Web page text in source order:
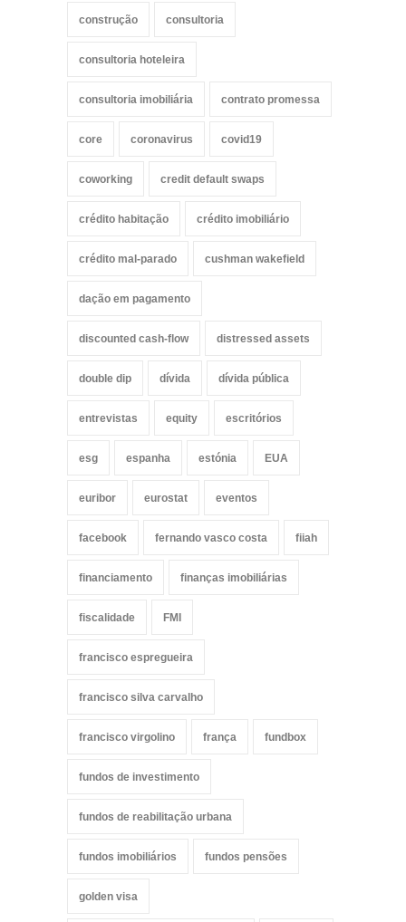
construção consultoria
consultoria hoteleira
consultoria imobiliária contrato promessa
core coronavirus covid19
coworking credit default swaps
crédito habitação crédito imobiliário
crédito mal-parado cushman wakefield
dação em pagamento
discounted cash-flow distressed assets
double dip dívida dívida pública
entrevistas equity escritórios
esg espanha estónia EUA
euribor eurostat eventos
facebook fernando vasco costa fiiah
financiamento finanças imobiliárias
fiscalidade FMI
francisco espregueira
francisco silva carvalho
francisco virgolino frança fundbox
fundos de investimento
fundos de reabilitação urbana
fundos imobiliários fundos pensões
golden visa